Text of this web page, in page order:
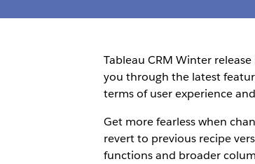
Tableau CRM Winter
you through the latest
terms of user experience
Get more fearless when
revert to previous recipe
functions and broader